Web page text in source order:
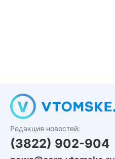
Редакция новостей:
(3822) 902-904